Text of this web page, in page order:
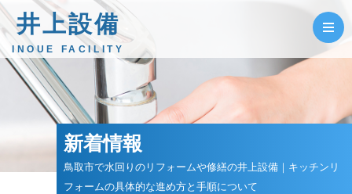
井上設備
INOUE FACILITY
新着情報
鳥取市で水回りのリフォームや修繕の井上設備｜キッチンリ
フォームの具体的な進め方と手順について